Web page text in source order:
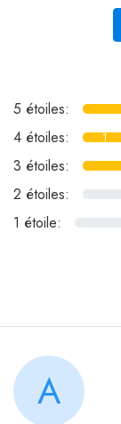
5 étoiles:
4 étoiles: 1
3 étoiles:
2 étoiles:
1 étoile:
A